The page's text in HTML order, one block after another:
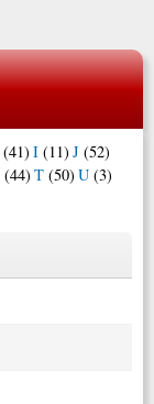
(41) I (11) J (52)
(44) T (50) U (3)